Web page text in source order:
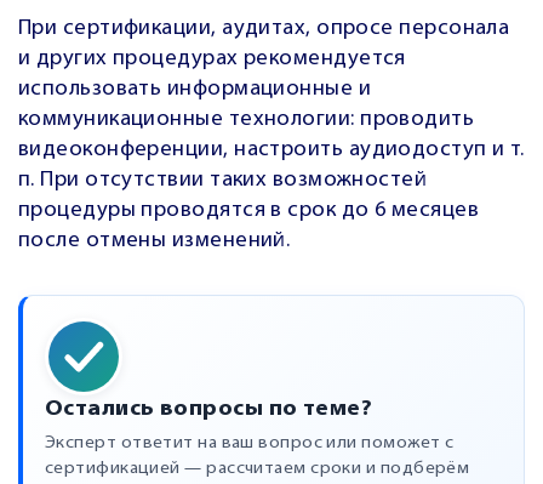
При сертификации, аудитах, опросе персонала
и других процедурах рекомендуется
использовать информационные и
коммуникационные технологии: проводить
видеоконференции, настроить аудиодоступ и т.
п. При отсутствии таких возможностей
процедуры проводятся в срок до 6 месяцев
после отмены изменений.
Остались вопросы по теме?
Эксперт ответит на ваш вопрос или поможет с
сертификацией — рассчитаем сроки и подберём